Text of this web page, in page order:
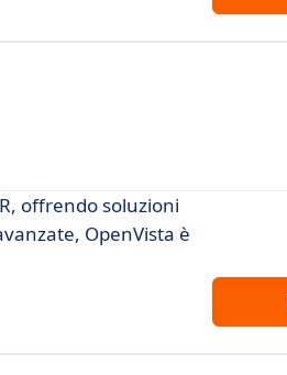
offrendo soluzioni
OpenVista è